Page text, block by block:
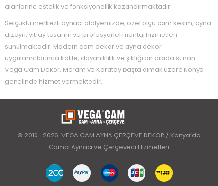
alanlarına estetik ve fonksiyonellik kazandırmaktadır.
Selçuklu merkezli aynacı atölyemizde; özel ölçü cam kesim, ayna
dizayn, vitray tasarım ve profesyonel montaj hizmetleri
sunulmaktadır. Modern cam dekor ve ayna dekor
uygulamalarında kalite, dayanıklılık ve şıklığı bir arada sunan
Vega Cam Dekor, Meram ve Karatay başta olmak üzere Konya
genelinde hizmet vermektedir.
© 2016 -2026 VEGA CAM AYNA ÇERÇEVE DEKOR / Konya’da
Camcı Aynacı ve Çerçeveci Hizmetleri